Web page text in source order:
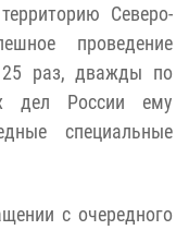
Северо-
проведение
25 раз, дважды по
дел России ему
специальные
с очередного